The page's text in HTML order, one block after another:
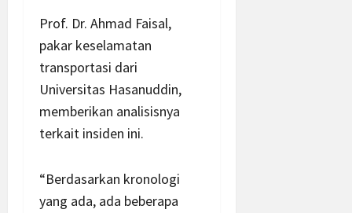
Prof. Dr. Ahmad Faisal,
pakar keselamatan
transportasi dari
Universitas Hasanuddin,
memberikan analisisnya
terkait insiden ini.
“Berdasarkan kronologi
yang ada, ada beberapa